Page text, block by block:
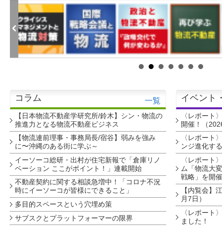
コラム 一覧
【日本物流不動産学研究所/鈴木】シン・物流の
推進力となる物流不動産ビジネス
【物流連前理事・事務局長/宿谷】弱みを強み
に〜沖縄のある街に学ぶ～
イーソーコ総研・出村が住宅新報で「倉庫リノ
ベーション ここがポイント！」連載開始
不動産契約に関する相談急増中！「コロナ不況
時にイーソーコが皆様にできること」
多目的スペースという穴埋め策
サブスクとプラットフォーマーの限界
イベント
〈レポート
開催！（
〈レポート
ンジ進化す
〈レポート
ム「物流大
戦略」を開
【内覧会】
月7日）
〈レポート
ました！